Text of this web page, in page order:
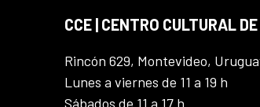
CCE | CENTRO CULTURAL
Rincón 629, Montevideo,
Lunes a viernes de 11 a 19 h
Sábados de 11 a 17 h